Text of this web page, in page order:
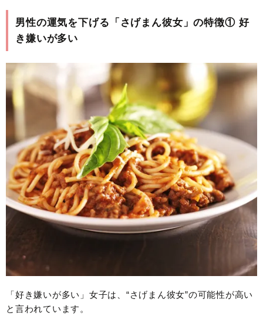
男性の運気を下げる「さげまん彼女」の特徴① 好
き嫌いが多い
「好き嫌いが多い」女子は、“さげまん彼女”の可能性が高い
と言われています。